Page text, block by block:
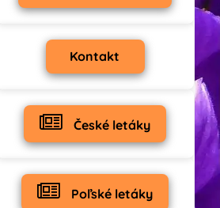
Kontakt
České letáky
Poľské letáky